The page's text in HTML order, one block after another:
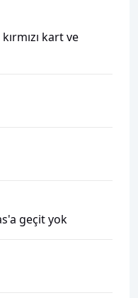
kart ve
geçit yok